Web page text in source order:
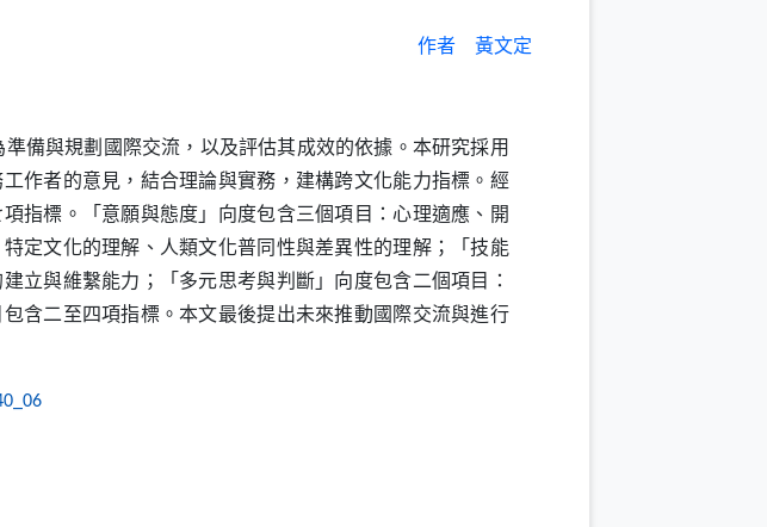
作者 黃文定
與規劃國際交流，以及評估其成效的依據。本研究採用
作者的意見，結合理論與實務，建構跨文化能力指標。經
指標。「意願與態度」向度包含三個項目：心理適應、開
定文化的理解、人類文化普同性與差異性的理解；「技能
立與維繫能力；「多元思考與判斷」向度包含二個項目：
含二至四項指標。本文最後提出未來推動國際交流與進行